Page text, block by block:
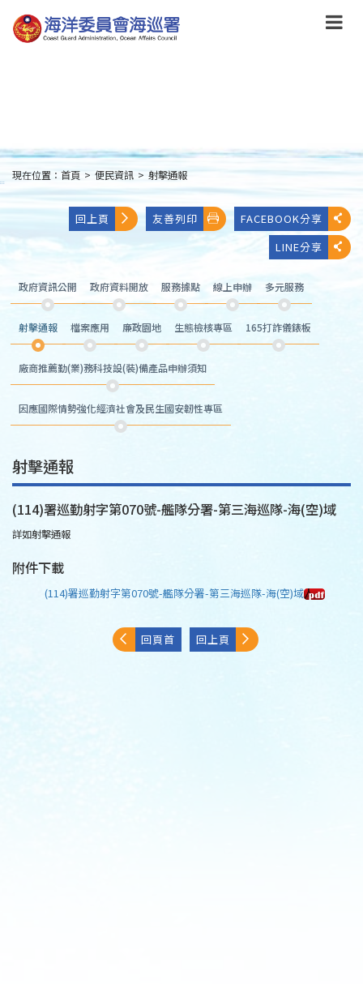
到
主
:::
現在位置： 首頁 > 便民資訊 > 射擊通報
回上頁 友善列印
FACEBOOK分享
LINE分享
政府資訊公開 政府資料開放 服務據點 線上申辦 多元服務
射擊通報 檔案應用 廉政園地 生態檢核專區 165打詐儀錶板
廠商推薦勤(業)務科技設(裝)備產品申辦須知
因應國際情勢強化經濟社會及民生國安韌性專區
射擊通報
(114)署巡勤射字第070號-艦隊分署-第三海巡隊-海(空)域
詳如射擊通報
附件下載
(114)署巡勤射字第070號-艦隊分署-第三海巡隊-海(空)域
回頁首 回上頁